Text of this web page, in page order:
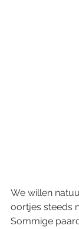
We willen
oortjes steeds
Sommige